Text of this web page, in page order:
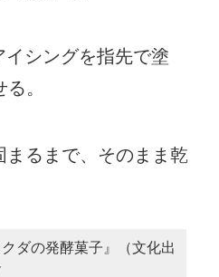
イシングを指先で塗
。
るまで、そのまま乾
ダの発酵菓子』（文化出